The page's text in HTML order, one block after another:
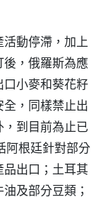
動停滯，加上
，俄羅斯為應
小麥和葵花籽
，同樣禁止出
到目前為止已
阿根廷針對部分
出口；土耳其
及部分豆類；